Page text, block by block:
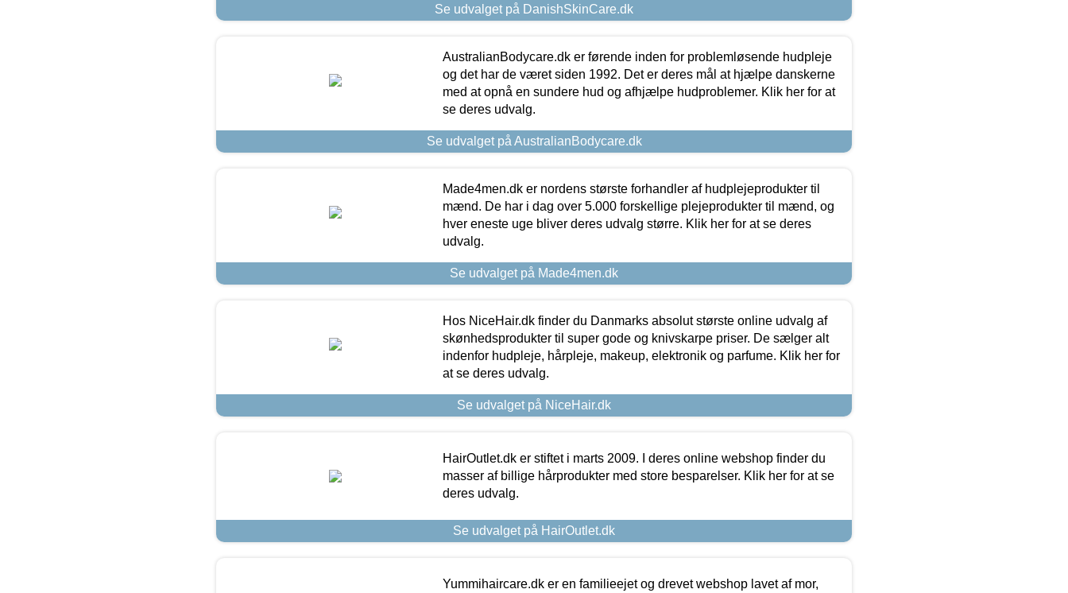
Se udvalget på DanishSkinCare.dk
AustralianBodycare.dk er førende inden for problemløsende hudpleje
og det har de været siden 1992. Det er deres mål at hjælpe danskerne
med at opnå en sundere hud og afhjælpe hudproblemer. Klik her for at
se deres udvalg.
Se udvalget på AustralianBodycare.dk
Made4men.dk er nordens største forhandler af hudplejeprodukter til
mænd. De har i dag over 5.000 forskellige plejeprodukter til mænd, og
hver eneste uge bliver deres udvalg større. Klik her for at se deres
udvalg.
Se udvalget på Made4men.dk
Hos NiceHair.dk finder du Danmarks absolut største online udvalg af
skønhedsprodukter til super gode og knivskarpe priser. De sælger alt
indenfor hudpleje, hårpleje, makeup, elektronik og parfume. Klik her for
at se deres udvalg.
Se udvalget på NiceHair.dk
HairOutlet.dk er stiftet i marts 2009. I deres online webshop finder du
masser af billige hårprodukter med store besparelser. Klik her for at se
deres udvalg.
Se udvalget på HairOutlet.dk
Yummihaircare.dk er en familieejet og drevet webshop lavet af mor,